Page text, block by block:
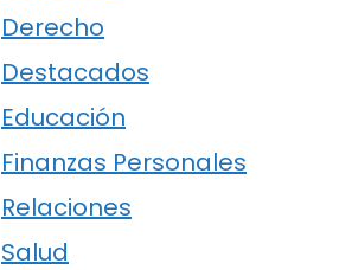
Derecho
Destacados
Educación
Finanzas Personales
Relaciones
Salud